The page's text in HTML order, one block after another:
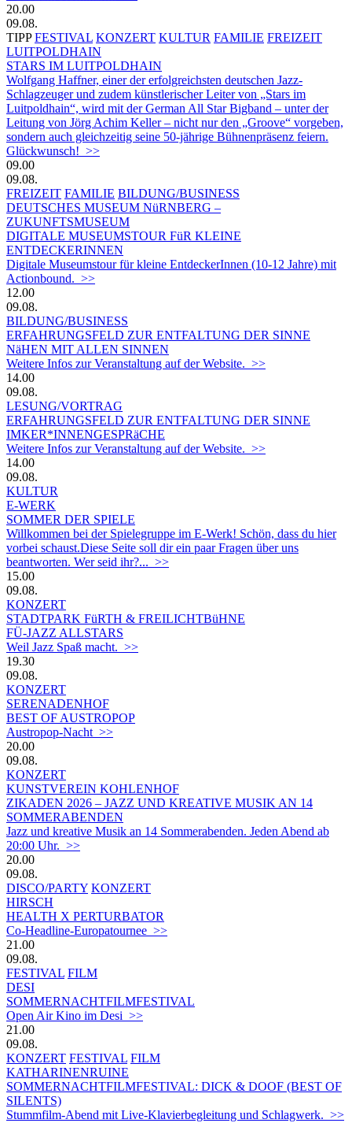
20.00
09.08.
TIPP FESTIVAL KONZERT KULTUR FAMILIE FREIZEIT
LUITPOLDHAIN
STARS IM LUITPOLDHAIN
Wolfgang Haffner, einer der erfolgreichsten deutschen Jazz-
Schlagzeuger und zudem künstlerischer Leiter von „Stars im
Luitpoldhain“, wird mit der German All Star Bigband – unter der
Leitung von Jörg Achim Keller – nicht nur den „Groove“ vorgeben,
sondern auch gleichzeitig seine 50-jährige Bühnenpräsenz feiern.
Glückwunsch! >>
09.00
09.08.
FREIZEIT FAMILIE BILDUNG/BUSINESS
DEUTSCHES MUSEUM NüRNBERG –
ZUKUNFTSMUSEUM
DIGITALE MUSEUMSTOUR FüR KLEINE
ENTDECKERINNEN
Digitale Museumstour für kleine EntdeckerInnen (10-12 Jahre) mit
Actionbound. >>
12.00
09.08.
BILDUNG/BUSINESS
ERFAHRUNGSFELD ZUR ENTFALTUNG DER SINNE
NäHEN MIT ALLEN SINNEN
Weitere Infos zur Veranstaltung auf der Website. >>
14.00
09.08.
LESUNG/VORTRAG
ERFAHRUNGSFELD ZUR ENTFALTUNG DER SINNE
IMKER*INNENGESPRäCHE
Weitere Infos zur Veranstaltung auf der Website. >>
14.00
09.08.
KULTUR
E-WERK
SOMMER DER SPIELE
Willkommen bei der Spielegruppe im E-Werk! Schön, dass du hier
vorbei schaust.Diese Seite soll dir ein paar Fragen über uns
beantworten. Wer seid ihr?... >>
15.00
09.08.
KONZERT
STADTPARK FüRTH & FREILICHTBüHNE
FÜ-JAZZ ALLSTARS
Weil Jazz Spaß macht. >>
19.30
09.08.
KONZERT
SERENADENHOF
BEST OF AUSTROPOP
Austropop-Nacht >>
20.00
09.08.
KONZERT
KUNSTVEREIN KOHLENHOF
ZIKADEN 2026 – JAZZ UND KREATIVE MUSIK AN 14
SOMMERABENDEN
Jazz und kreative Musik an 14 Sommerabenden. Jeden Abend ab
20:00 Uhr. >>
20.00
09.08.
DISCO/PARTY KONZERT
HIRSCH
HEALTH X PERTURBATOR
Co-Headline-Europatournee >>
21.00
09.08.
FESTIVAL FILM
DESI
SOMMERNACHTFILMFESTIVAL
Open Air Kino im Desi >>
21.00
09.08.
KONZERT FESTIVAL FILM
KATHARINENRUINE
SOMMERNACHTFILMFESTIVAL: DICK & DOOF (BEST OF
SILENTS)
Stummfilm-Abend mit Live-Klavierbegleitung und Schlagwerk. >>